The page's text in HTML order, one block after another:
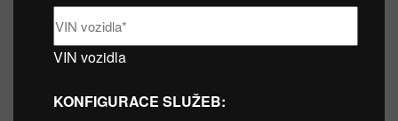
VIN vozidla
KONFIGURACE SLUŽEB: